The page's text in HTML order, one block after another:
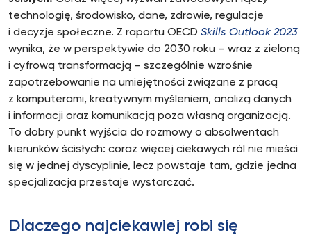
technologię, środowisko, dane, zdrowie, regulacje
i decyzje społeczne. Z raportu OECD Skills Outlook 2023
wynika, że w perspektywie do 2030 roku – wraz z zieloną
i cyfrową transformacją – szczególnie wzrośnie
zapotrzebowanie na umiejętności związane z pracą
z komputerami, kreatywnym myśleniem, analizą danych
i informacji oraz komunikacją poza własną organizacją.
To dobry punkt wyjścia do rozmowy o absolwentach
kierunków ścisłych: coraz więcej ciekawych ról nie mieści
się w jednej dyscyplinie, lecz powstaje tam, gdzie jedna
specjalizacja przestaje wystarczać.
Dlaczego najciekawiej robi się